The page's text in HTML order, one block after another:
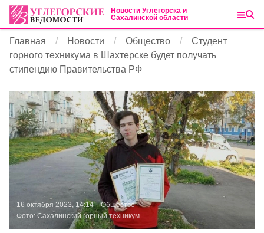
Новости Углегорска и
Сахалинской области
Главная Новости Общество
Студент
горного техникума в Шахтерске будет получать
стипендию Правительства РФ
16 октября 2023, 14:14
Общество
Фото:Сахалинский горный техникум